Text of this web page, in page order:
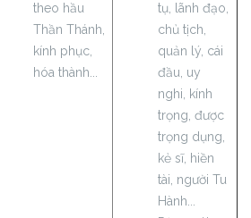
theo hầu
Thần Thánh,
kính phục,
hóa thành...
tụ, lãnh đạo,
chủ tịch,
quản lý, cái
đầu, uy
nghi, kính
trọng, được
trọng dụng,
kẻ sĩ, hiền
tài, người Tu
Hành...